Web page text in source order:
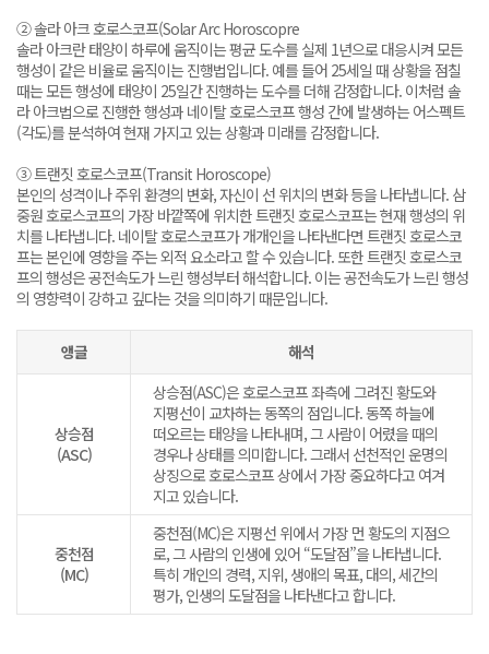
② 솔라 아크 호로스코프(Solar Arc Horoscopre
솔라 아크란 태양이 하루에 움직이는 평균 도수를 실제 1년으로 대응시켜 모든
행성이 같은 비율로 움직이는 진행법입니다. 예를 들어 25세일 때 상황을 점칠
때는 모든 행성에 태양이 25일간 진행하는 도수를 더해 감정합니다. 이처럼 솔
라 아크법으로 진행한 행성과 네이탈 호로스코프 행성 간에 발생하는 어스펙트
(각도)를 분석하여 현재 가지고 있는 상황과 미래를 감정합니다.
③ 트랜짓 호로스코프(Transit Horoscope)
본인의 성격이나 주위 환경의 변화, 자신이 선 위치의 변화 등을 나타냅니다. 삼
중원 호로스코프의 가장 바깥쪽에 위치한 트랜짓 호로스코프는 현재 행성의 위
치를 나타냅니다. 네이탈 호로스코프가 개개인을 나타낸다면 트랜짓 호로스코
프는 본인에 영향을 주는 외적 요소라고 할 수 있습니다. 또한 트랜짓 호로스코
프의 행성은 공전속도가 느린 행성부터 해석합니다. 이는 공전속도가 느린 행성
의 영향력이 강하고 깊다는 것을 의미하기 때문입니다.
앵글 해석
상승점
(ASC)
상승점(ASC)은 호로스코프 좌측에 그려진 황도와
지평선이 교차하는 동쪽의 점입니다. 동쪽 하늘에
떠오르는 태양을 나타내며, 그 사람이 어렸을 때의
경우나 상태를 의미합니다. 그래서 선천적인 운명의
상징으로 호로스코프 상에서 가장 중요하다고 여겨
지고 있습니다.
중천점
(MC)
중천점(MC)은 지평선 위에서 가장 먼 황도의 지점으
로, 그 사람의 인생에 있어 “도달점”을 나타냅니다.
특히 개인의 경력, 지위, 생애의 목표, 대의, 세간의
평가, 인생의 도달점을 나타낸다고 합니다.